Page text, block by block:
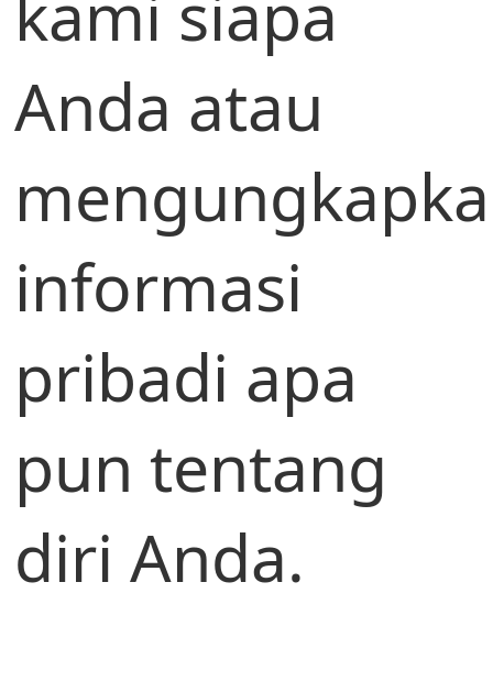
Anda atau
informasi
pribadi apa
pun tentang
diri Anda.